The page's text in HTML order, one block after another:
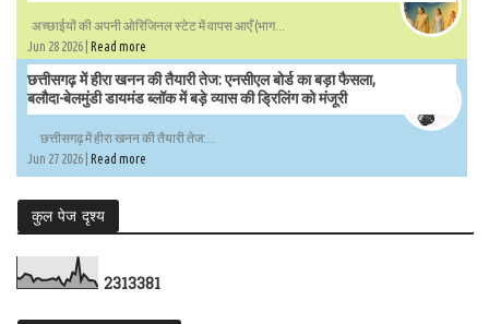
अच्छाईयों की अपनी ओरिजिनल स्टेट में वापस आएँ (भाग...
Jun 28 2026 | Read more
छत्तीसगढ़ में हीरा खनन की तैयारी तेज: एनसीएल बोर्ड का बड़ा फैसला,
बलौदा-बेलमुंडी डायमंड ब्लॉक में बड़े व्यास की ड्रिलिंग को मंजूरी
छत्तीसगढ़ में हीरा खनन की तैयारी तेज:...
Jun 27 2026 | Read more
कुल पेज दृश्य
2313381